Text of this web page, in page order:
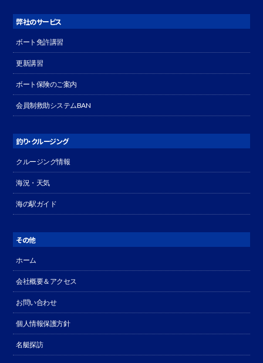
弊社のサービス
ボート免許講習
更新講習
ボート保険のご案内
会員制救助システムBAN
釣り・クルージング
クルージング情報
海況・天気
海の駅ガイド
その他
ホーム
会社概要＆アクセス
お問い合わせ
個人情報保護方針
名艇探訪